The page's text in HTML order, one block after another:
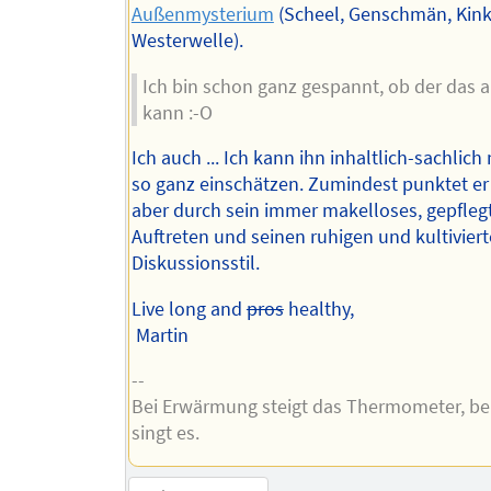
Außenmysterium (Scheel, Genschmän,
Westerwelle).
Ich bin schon ganz gespannt, ob der das
kann :-O
Ich auch ... Ich kann ihn inhaltlich-sachlich
so ganz einschätzen. Zumindest punktet
aber durch sein immer makelloses,
Auftreten und seinen ruhigen und
Diskussionsstil.
Live long andproshealthy,
Martin
--
Bei Erwärmung steigt das Thermometer,
singt es.